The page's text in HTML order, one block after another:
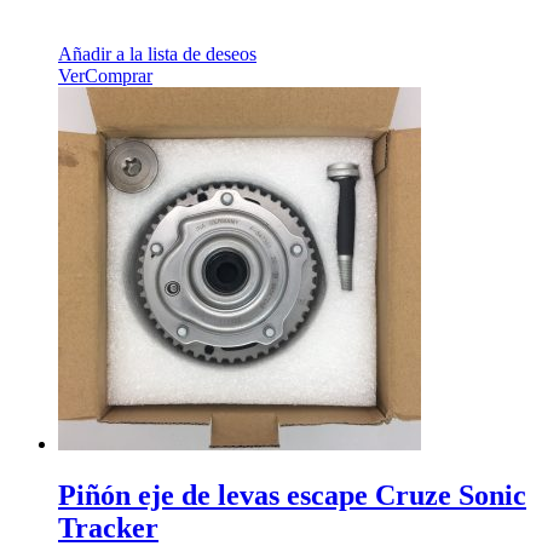
Añadir a la lista de deseos
VerComprar
Piñón eje de levas escape Cruze Sonic
Tracker